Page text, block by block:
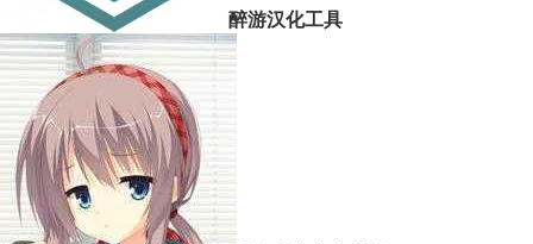
醉游汉化工具